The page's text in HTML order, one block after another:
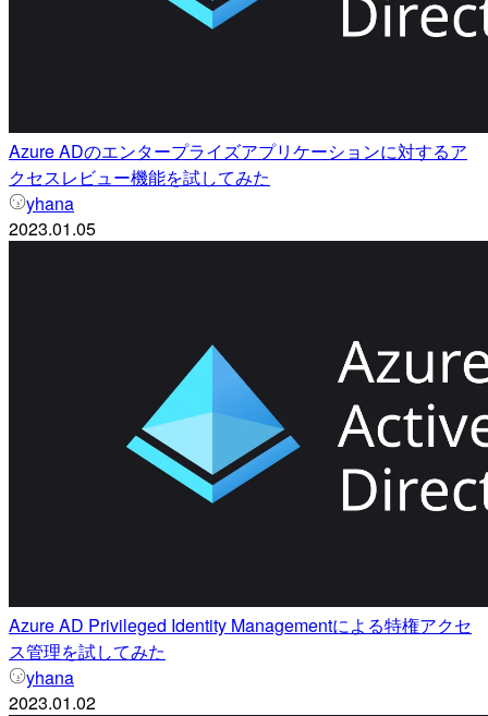
Azure ADのエンタープライズアプリケーションに対するア
クセスレビュー機能を試してみた
yhana
2023.01.05
Azure AD Privileged Identity Managementによる特権アクセ
ス管理を試してみた
yhana
2023.01.02